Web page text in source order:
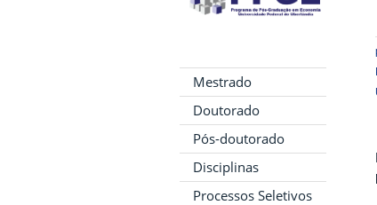
Mestrado
Doutorado
Pós-doutorado
Disciplinas
Processos Seletivos